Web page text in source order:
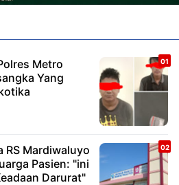
Metro
Yang
RS Mardiwaluyo
Pasien: "ini
Darurat"